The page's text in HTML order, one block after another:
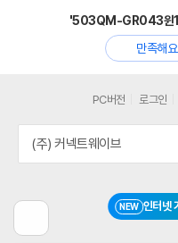
'503QM-GR043윈
만족해요
전
NEW 인터넷
PC버전 로그인
(주) 커넥트웨이브